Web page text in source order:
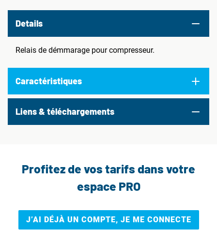
Details
Relais de démmarage pour compresseur.
Caractéristiques
Liens & téléchargements
Profitez de vos tarifs dans votre
espace PRO
J’AI DÉJÀ UN COMPTE, JE ME CONNECTE